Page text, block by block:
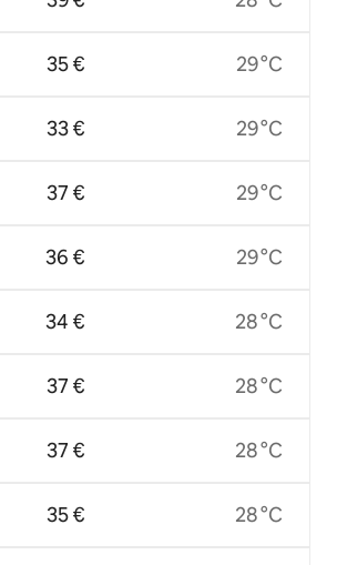
35 €
33 €
37 €
36 €
34 €
37 €
37 €
35 €
29 °C
29 °C
29 °C
29 °C
28 °C
28 °C
28 °C
28 °C